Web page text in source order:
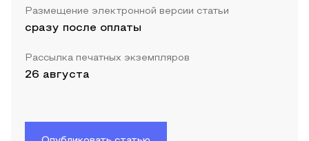
Размещение электронной версии статьи
сразу после оплаты
Рассылка печатных экземпляров
26 августа